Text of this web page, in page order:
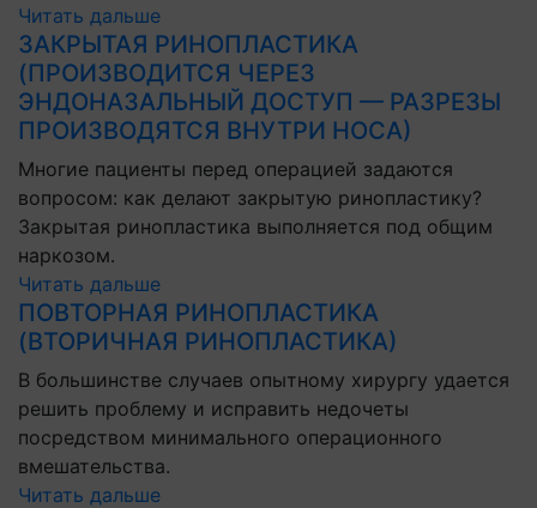
Читать дальше
ЗАКРЫТАЯ РИНОПЛАСТИКА
(ПРОИЗВОДИТСЯ ЧЕРЕЗ
ЭНДОНАЗАЛЬНЫЙ ДОСТУП — РАЗРЕЗЫ
ПРОИЗВОДЯТСЯ ВНУТРИ НОСА)
Многие пациенты перед операцией задаются
вопросом: как делают закрытую ринопластику?
Закрытая ринопластика выполняется под общим
наркозом.
Читать дальше
ПОВТОРНАЯ РИНОПЛАСТИКА
(ВТОРИЧНАЯ РИНОПЛАСТИКА)
В большинстве случаев опытному хирургу удается
решить проблему и исправить недочеты
посредством минимального операционного
вмешательства.
Читать дальше